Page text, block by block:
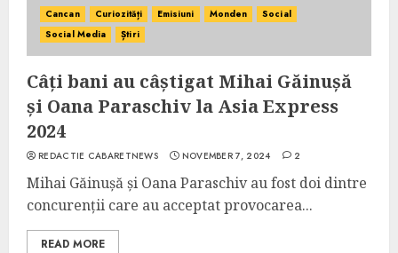
Cancan Curiozități Emisiuni Monden
Social
Social Media
Știri
Câți bani au câștigat Mihai Găinușă
și Oana Paraschiv la Asia Express
2024
REDACTIE CABARETNEWS NOVEMBER 7, 2024 2
Mihai Găinușă și Oana Paraschiv au fost doi dintre
concurenții care au acceptat provocarea...
READ MORE